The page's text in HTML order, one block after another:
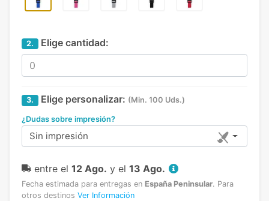
2. Elige cantidad:
3. Elige personalizar: (Min. 100 Uds.)
¿Dudas sobre impresión?
Sin impresión
entre el 12 Ago. y el 13 Ago.
Fecha estimada para entregas en España Peninsular. Para
otros destinos Ver Información